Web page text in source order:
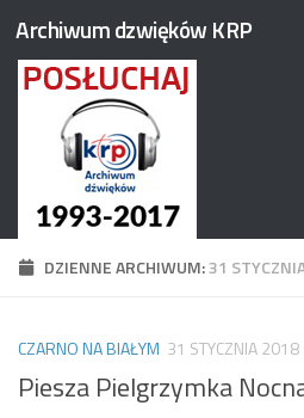
Przejdź do treści
Archiwum dzwięków KRP
DZIENNE ARCHIWUM:31
CZARNO NA BIAŁYM 31 STYCZNIA 2018
Piesza Pielgrzymka